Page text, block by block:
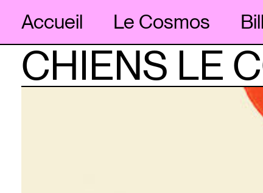
Skip
content
Accueil Le Cosmos
CHIENS LE